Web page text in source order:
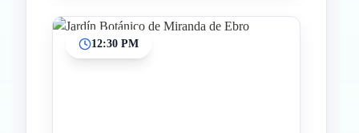
12:30 PM